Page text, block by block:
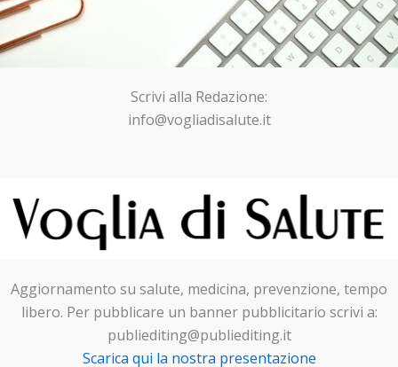
Scrivi alla Redazione:
info@vogliadisalute.it
Aggiornamento su salute, medicina, prevenzione, tempo
libero. Per pubblicare un banner pubblicitario scrivi a:
publiediting@publiediting.it
Scarica qui la nostra presentazione